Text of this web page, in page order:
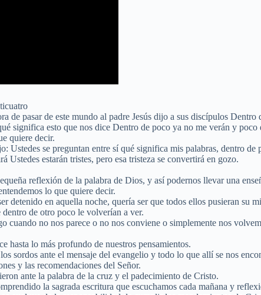
de pasar de este mundo al padre Jesús dijo a sus discípulos
significa esto que nos dice Dentro de poco ya no me verán y
quiere decir.
Ustedes se preguntan entre sí qué significa mis palabras, dentro
Ustedes estarán tristes, pero esa tristeza se convertirá en gozo.
reflexión de la palabra de Dios, y así podernos llevar una
lo que quiere decir.
detenido en aquella noche, quería ser que todos ellos pusieran su
de otro poco le volverían a ver.
cuando no nos parece o no nos conviene o simplemente nos
hasta lo más profundo de nuestros pensamientos.
sordos ante el mensaje del evangelio y todo lo que allí se nos
y las recomendaciones del Señor.
ante la palabra de la cruz y el padecimiento de Cristo.
la sagrada escritura que escuchamos cada mañana y